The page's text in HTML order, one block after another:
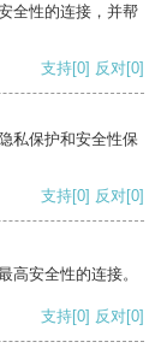
全性的连接，并帮
支持[0] 反对[0]
私保护和安全性保
支持[0] 反对[0]
高安全性的连接。
支持[0] 反对[0]